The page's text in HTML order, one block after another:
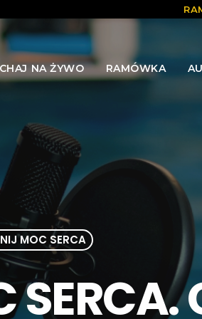
NA ŻYWO RAMÓWKA
MOC SERCA